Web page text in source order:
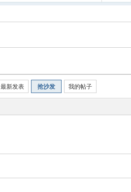
最新发表 抢沙发 我的帖子